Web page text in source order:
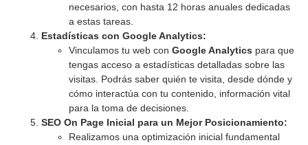
necesarios, con hasta 12 horas anuales dedicadas
a estas tareas.
Estadísticas con Google Analytics:
Vinculamos tu web con Google Analytics para que
tengas acceso a estadísticas detalladas sobre las
visitas. Podrás saber quién te visita, desde dónde y
cómo interactúa con tu contenido, información vital
para la toma de decisiones.
SEO On Page Inicial para un Mejor Posicionamiento:
Realizamos una optimización inicial fundamental